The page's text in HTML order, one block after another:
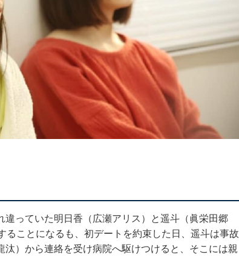
っていた明日香（広瀬アリス）と遥斗（眞栄田郷
ことになるも、初デートを約束した日、遥斗は事故
）から連絡を受け病院へ駆けつけると、そこには親